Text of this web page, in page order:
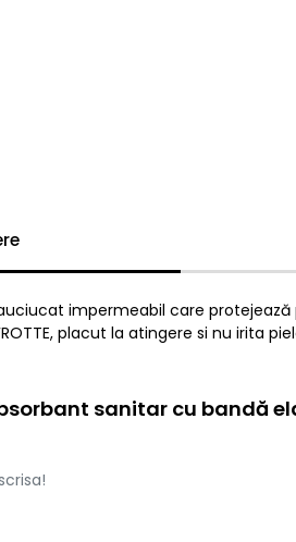
impermeabil care
placut la atingere si nu irita
sanitar cu bandă